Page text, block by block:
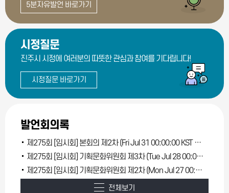
5분자유발언 바로가기
시정질문
진주시 시정에 여러분의 따뜻한 관심과 참여를 기다립니다!
시정질문 바로가기
발언회의록
제275회 [임시회] 본회의 제2차 (Fri Jul 31 00:00:00 KST 2026)
제275회 [임시회] 기획문화위원회 제3차 (Tue Jul 28 00:00:00 KST 2026)
제275회 [임시회] 기획문화위원회 제2차 (Mon Jul 27 00:00:00 KST 2026)
전체보기